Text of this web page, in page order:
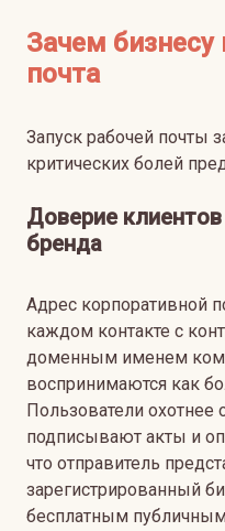
Зачем бизнесу
почта
Запуск рабочей почты
критических болей
Доверие
бренда
Адрес корпоративной
каждом контакте с
доменным именем
воспринимаются как
Пользователи
подписывают акты и
что отправитель
зарегистрированный
бесплатным